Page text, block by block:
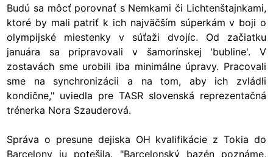
Budú sa môcť porovnať s Nemkami či Lichtenštajnkami,
ktoré by mali patriť k ich najväčším súperkám v boji o
olympijské miestenky v súťaži dvojíc. Od začiatku
januára sa pripravovali v šamorínskej 'bubline'. V
zostavách sme urobili iba minimálne úpravy. Pracovali
sme na synchronizácii a na tom, aby ich zvládli
kondične," uviedla pre TASR slovenská reprezentačná
trénerka Nora Szauderová.
Správa o presune dejiska OH kvalifikácie z Tokia do
Barcelony ju potešila. "Barcelonský bazén poznáme,